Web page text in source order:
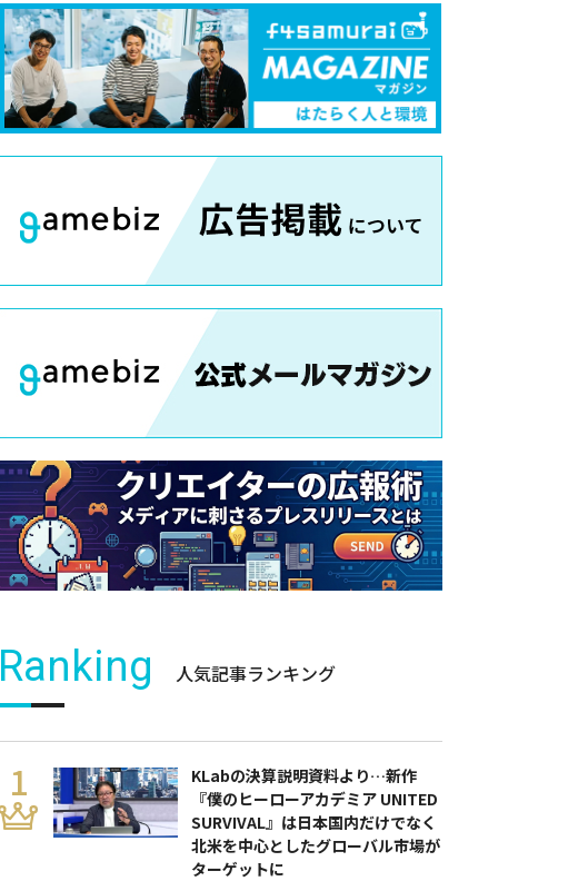
Ranking 人気記事ランキング
KLabの決算説明資料より…新作
『僕のヒーローアカデミア UNITED
SURVIVAL』は日本国内だけでなく
北米を中心としたグローバル市場が
ターゲットに